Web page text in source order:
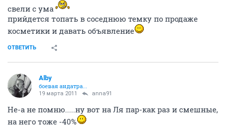
свели с ума
прийдется топать в соседнюю темку по продаже
косметики и давать объявление
ОТВЕТИТЬ
Alby
боевая андатра...
19 марта 2011 anna91
Не-а не помню.....ну вот на Ля пар-как раз и смешные,
на него тоже -40%